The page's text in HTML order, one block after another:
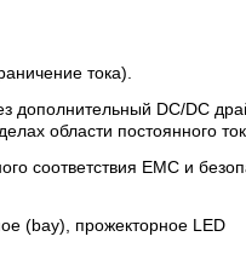
тока).
дополнительный DC/DC
области постоянного
соответствия EMC и
(bay), прожекторное LED